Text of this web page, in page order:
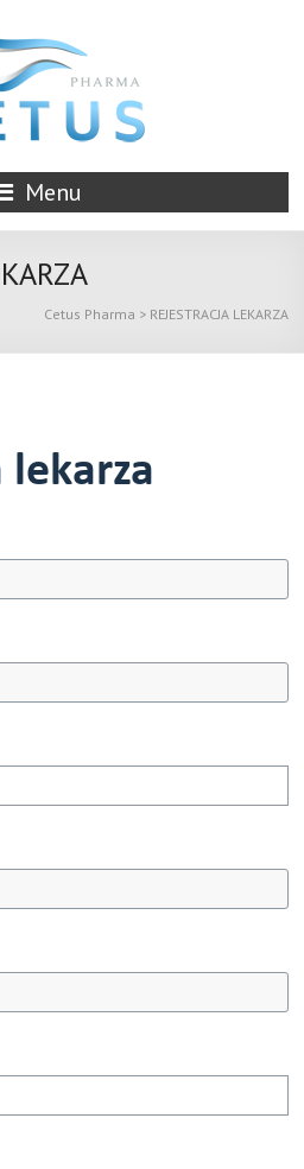
Menu
Cetus Pharma > REJESTRACJA LEKARZA
lekarza